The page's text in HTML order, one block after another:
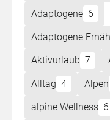
Adaptogene 6
Adaptogene
Aktivurlaub 7
Alltag 4 Alpen
alpine Wellness 6